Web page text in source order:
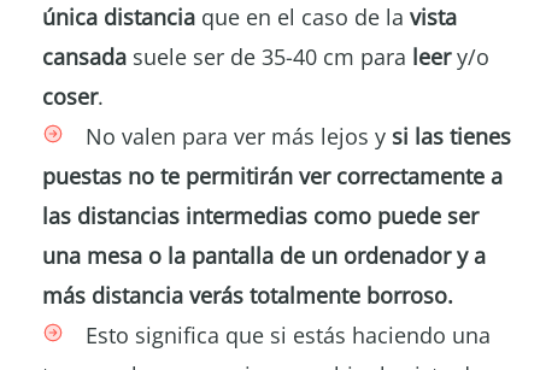
única distancia que en el caso de la vista
cansada suele ser de 35-40 cm para leery/o
coser.
No valen para ver más lejos y si las tienes
puestas no te permitirán ver correctamente a
las distancias intermedias como puede ser
una mesa o la pantalla de un ordenador y a
más distancia verás totalmente borroso.
Esto significa que si estás haciendo una